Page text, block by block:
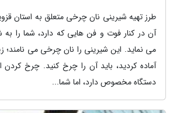
طرز تهیه شیرینی نان چرخی متعلق به
آن در کنار فوت و فن هایی که دارد، شما را به
می نماید. این شیرینی را نان چرخی می نامند؛
آماده کردید، باید آن را چرخ کنید. چرخ کردن
دستگاه مخصوص دارد، اما شما...